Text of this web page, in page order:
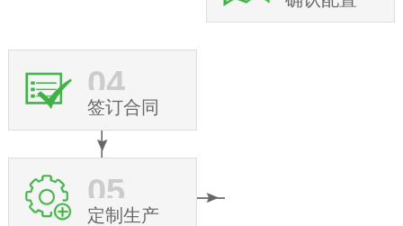
04
签订合同
05
定制生产